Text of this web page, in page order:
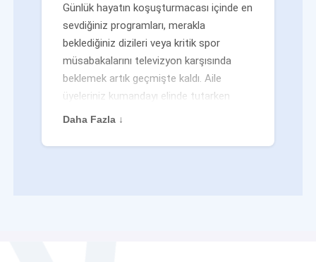
Günlük hayatın koşuşturmacası içinde en
sevdiğiniz programları, merakla
beklediğiniz dizileri veya kritik spor
müsabakalarını televizyon karşısında
beklemek artık geçmişte kaldı. Aile
üyeleriniz kumandayı elinde tutarken
veya siz evden uzaktayken bile
değilsiniz. Geleneksel yayıncılığın
Daha Fazla ↓